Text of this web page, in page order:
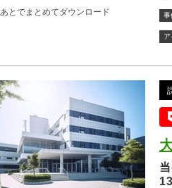
あとでまとめてダウンロード
て
事